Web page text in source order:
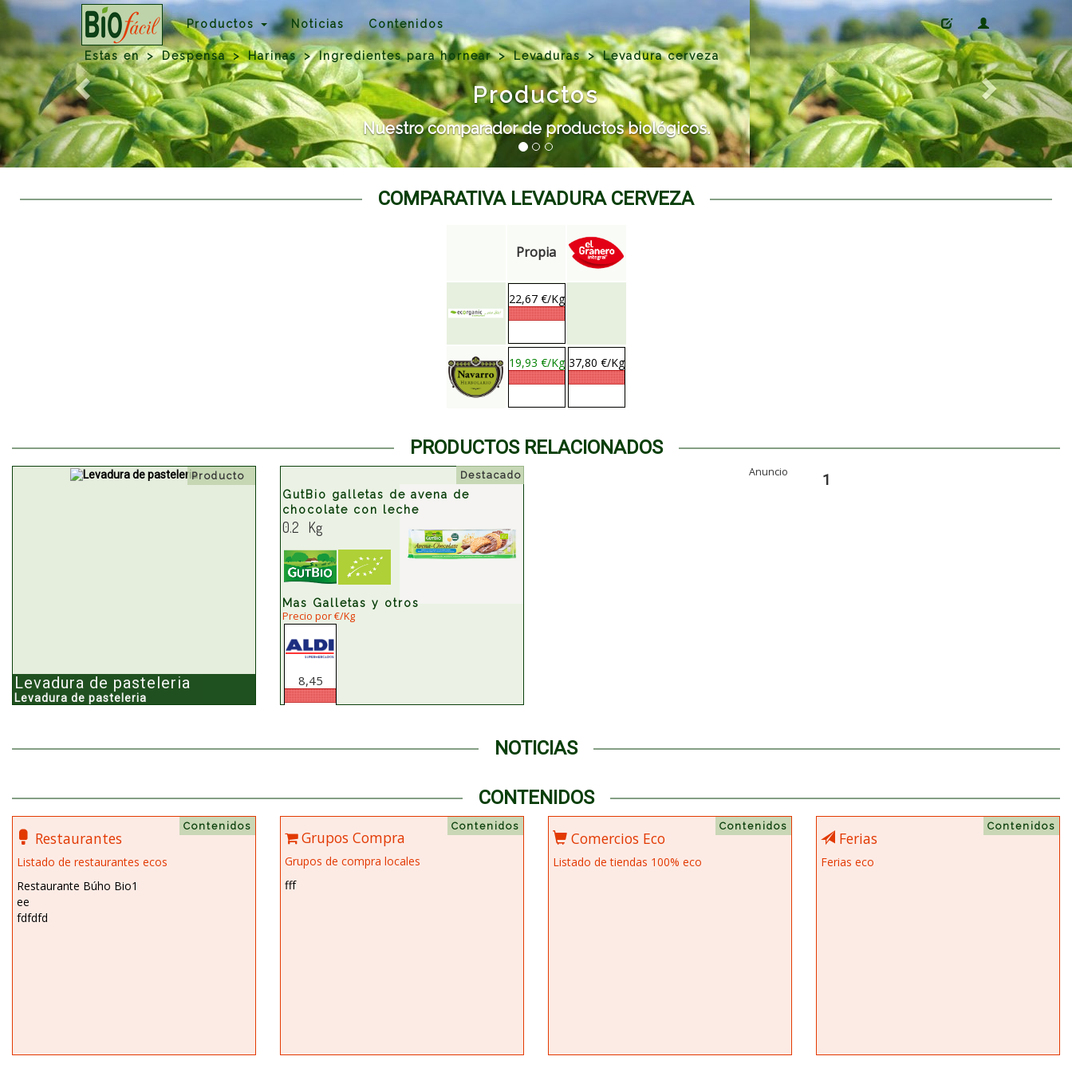
Productos Noticias Contenidos
Estas en Despensa Harinas Ingredientes para hornear Levaduras Levadura cerveza
Productos
Nuestro comparador de productos biológicos.
Previous Next
COMPARATIVA LEVADURA CERVEZA
Propia
22,67 €/Kg
19,93 €/Kg 37,80 €/Kg
PRODUCTOS RELACIONADOS
Producto
Levadura de pasteleria
Levadura de pasteleria
Destacado
GutBio galletas de avena de
chocolate con leche
0.2 Kg
Mas Galletas y otros
Precio por €/Kg
8,45
Anuncio 1
NOTICIAS
CONTENIDOS
Contenidos
Restaurantes
Listado de restaurantes ecos
Restaurante Búho Bio1
ee
fdfdfd
Contenidos
Grupos Compra
Grupos de compra locales
fff
Contenidos
Comercios Eco
Listado de tiendas 100% eco
Contenidos
Ferias
Ferias eco